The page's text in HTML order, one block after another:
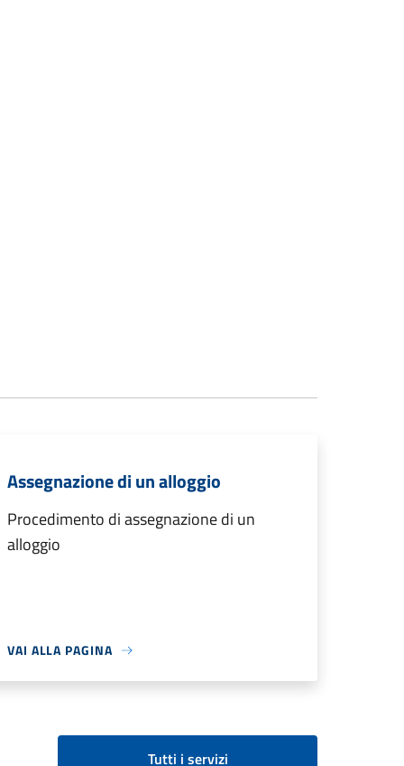
Assegnazione di un alloggio
Procedimento di assegnazione di un
alloggio
VAI ALLA PAGINA
Tutti i servizi